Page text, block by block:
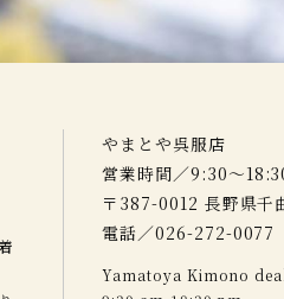
やまとや呉服店
営業時間／9:30～
〒387-0012 長野県千
電話／026-272-
Yamatoya Kimono